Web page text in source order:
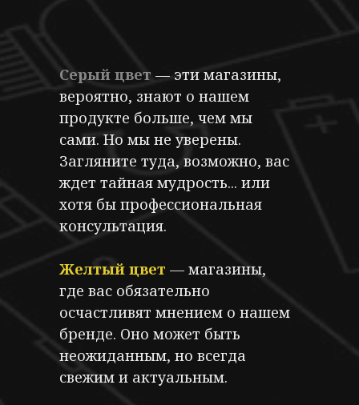
Серый цвет — эти магазины,
вероятно, знают о нашем
продукте больше, чем мы
сами. Но мы не уверены.
Загляните туда, возможно, вас
ждет тайная мудрость... или
хотя бы профессиональная
консультация.
Желтый цвет — магазины,
где вас обязательно
осчастливят мнением о нашем
бренде. Оно может быть
неожиданным, но всегда
свежим и актуальным.